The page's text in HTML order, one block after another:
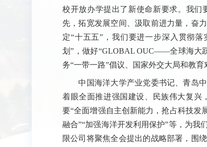
校开放办学提出了新使命新要求。我们
先，拓宽发展空间、汲取前进力量，奋
定“十五五”，我们要进一步深入贯彻
划”，做好“GLOBAL OUC——全球海大
务“一带一路”倡议、国家外交大局和教育
中国海洋大学产业党委书记、青岛中
着眼全面推进强国建设、民族伟大复兴
要“全面增强自主创新能力，抢占科技发
融合”“加强海洋开发利用保护”等，为我
限公司将聚焦全会提出的战略部署，围